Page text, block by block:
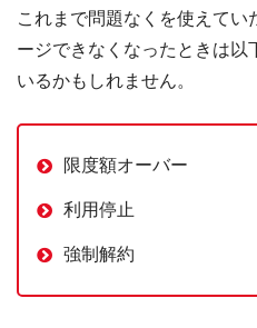
これまで問題なくを使えてい
ージできなくなったときは以
いるかもしれません。
限度額オーバー
利用停止
強制解約